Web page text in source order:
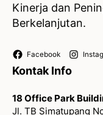
Kinerja dan
Berkelanjutan.
Facebook
Kontak Info
18 Office Park
Jl. TB Simatupang